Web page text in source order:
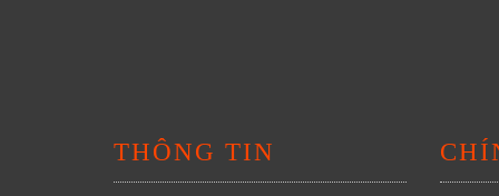
THÔNG TIN